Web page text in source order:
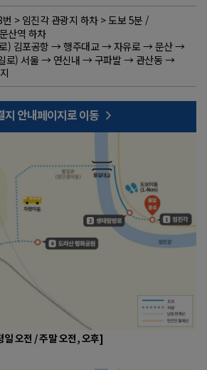
> 임진각 관광지 하차 > 도보 5분 /
산역 하차
) 김포공항 → 행주대교 → 자유로 → 문산 →
로) 서울 → 연신내 → 구파발 → 관산동 →
지 안내페이지로 이동
일 오전 / 주말 오전, 오후]